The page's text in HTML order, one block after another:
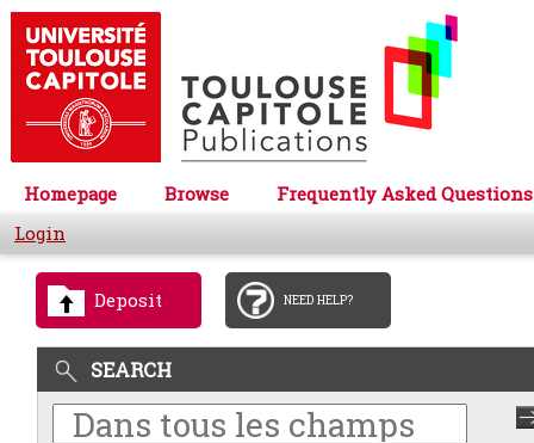
Homepage Browse
Frequently Asked Questions
Login
Deposit NEED HELP?
SEARCH